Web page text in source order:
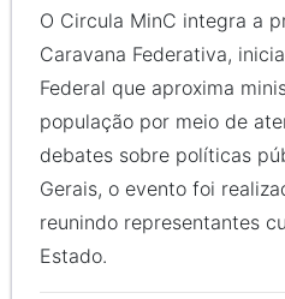
O Circula MinC integra a
Caravana Federativa,
Federal que aproxima
população por meio de
debates sobre políticas
Gerais, o evento foi
reunindo representantes
Estado.